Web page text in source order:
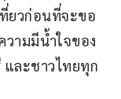
ยวก่อนที่จะขอ
ามมีน้ำใจของ
ละชาวไทยทุก